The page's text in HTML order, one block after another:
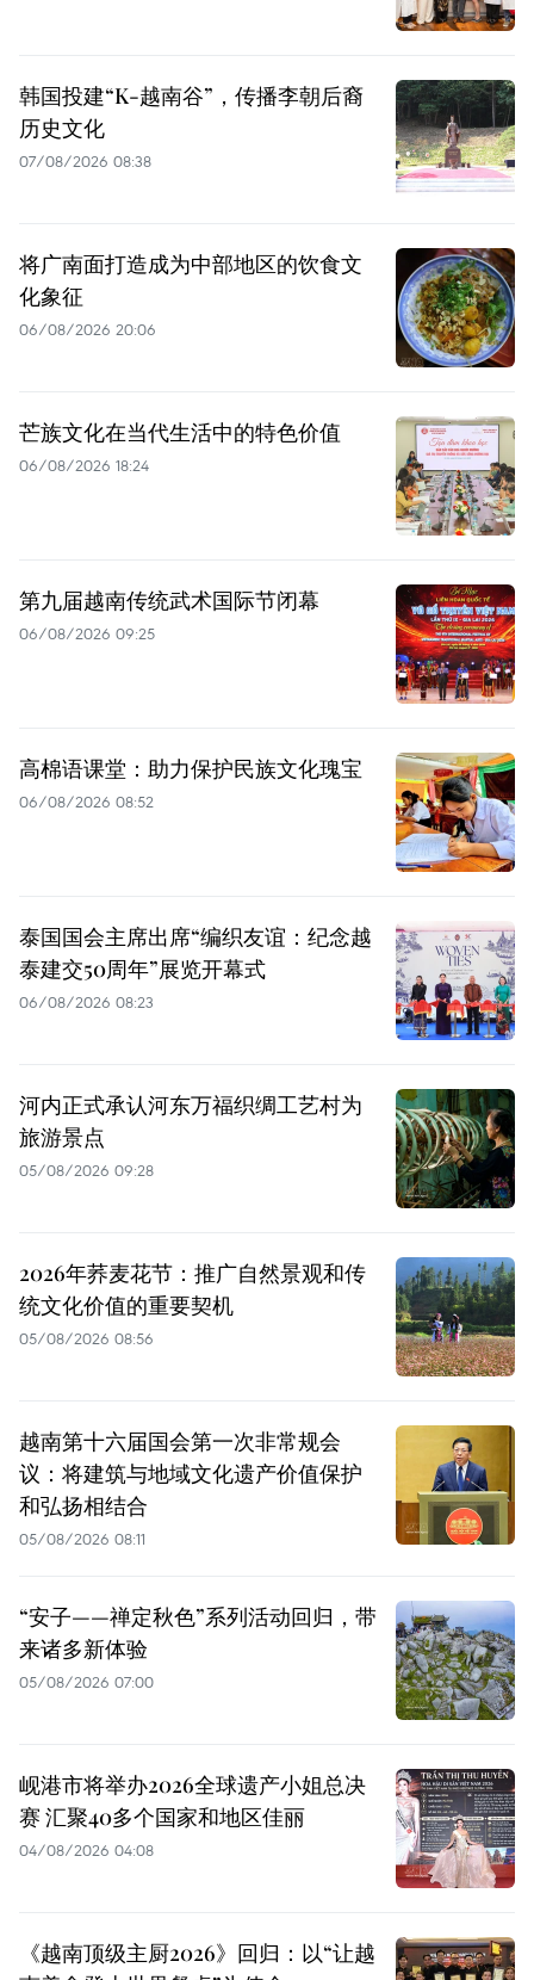
韩国投建“K-越南谷”，传播李朝后裔
历史文化
07/08/2026 08:38
将广南面打造成为中部地区的饮食文
化象征
06/08/2026 20:06
芒族文化在当代生活中的特色价值
06/08/2026 18:24
第九届越南传统武术国际节闭幕
06/08/2026 09:25
高棉语课堂：助力保护民族文化瑰宝
06/08/2026 08:52
泰国国会主席出席“编织友谊：纪念越
泰建交50周年”展览开幕式
06/08/2026 08:23
河内正式承认河东万福织绸工艺村为
旅游景点
05/08/2026 09:28
2026年荞麦花节：推广自然景观和传
统文化价值的重要契机
05/08/2026 08:56
越南第十六届国会第一次非常规会
议：将建筑与地域文化遗产价值保护
和弘扬相结合
05/08/2026 08:11
“安子——禅定秋色”系列活动回归，带
来诸多新体验
05/08/2026 07:00
岘港市将举办2026全球遗产小姐总决
赛 汇聚40多个国家和地区佳丽
04/08/2026 04:08
《越南顶级主厨2026》回归：以“让越